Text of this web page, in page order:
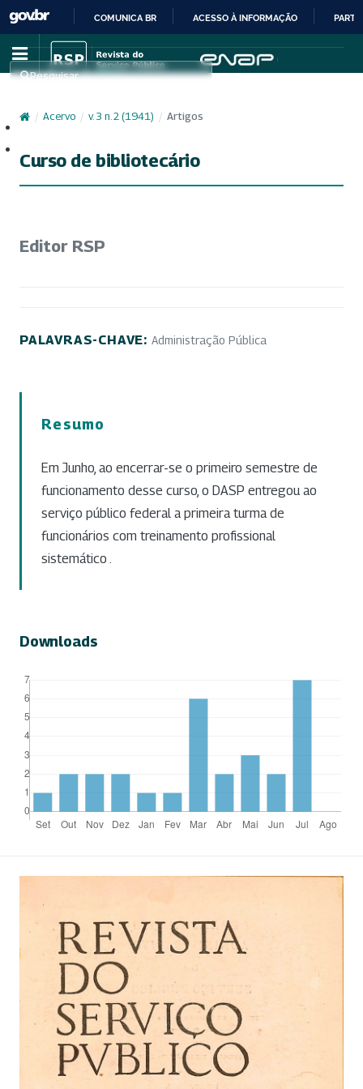
IR
PARA
CONTEÚDO
COMUNICA BR ACESSO À INFORMAÇÃO
Pesquisar
/ Acervo / v. 3 n. 2 (1941) / Artigos
Curso de bibliotecário
Editor RSP
PALAVRAS-CHAVE: Administração Pública
Resumo
Em Junho, ao encerrar-se o primeiro semestre de
funcionamento desse curso, o DASP entregou ao
serviço público federal a primeira turma de
funcionários com treinamento profissional
sistemático .
Downloads